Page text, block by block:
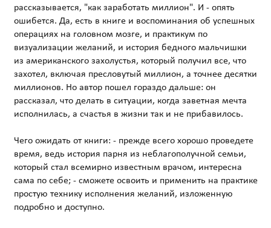
рассказывается, "как заработать миллион". И - опять
ошибется. Да, есть в книге и воспоминания об успешных
операциях на головном мозге, и практикум по
визуализации желаний, и история бедного мальчишки
из американского захолустья, который получил все, что
захотел, включая пресловутый миллион, а точнее десятки
миллионов. Но автор пошел гораздо дальше: он
рассказал, что делать в ситуации, когда заветная мечта
исполнилась, а счастья в жизни так и не прибавилось.
Чего ожидать от книги: - прежде всего хорошо проведете
время, ведь история парня из неблагополучной семьи,
который стал всемирно известным врачом, интересна
сама по себе; - сможете освоить и применить на практике
простую технику исполнения желаний, изложенную
подробно и доступно.